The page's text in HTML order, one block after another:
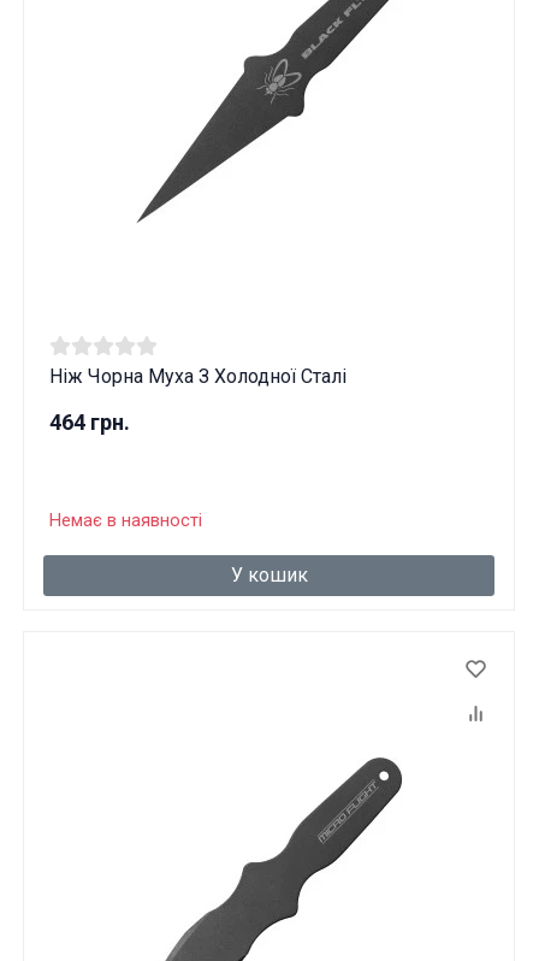
Ніж Чорна Муха З Холодної Сталі
464 грн.
Немає в наявності
У кошик
Ці товари продаються особам, які
досягли 18 років!